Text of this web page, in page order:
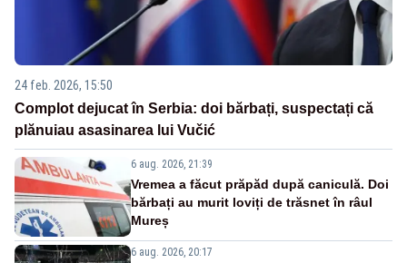
24 feb. 2026, 15:50
Complot dejucat în Serbia: doi bărbați, suspectați că
plănuiau asasinarea lui Vučić
6 aug. 2026, 21:39
Vremea a făcut prăpăd după caniculă. Doi
bărbați au murit loviți de trăsnet în râul
Mureș
6 aug. 2026, 20:17